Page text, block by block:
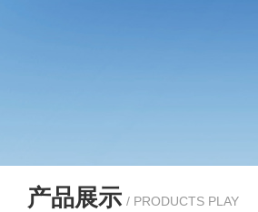
产品展示 / PRODUCTS PLAY